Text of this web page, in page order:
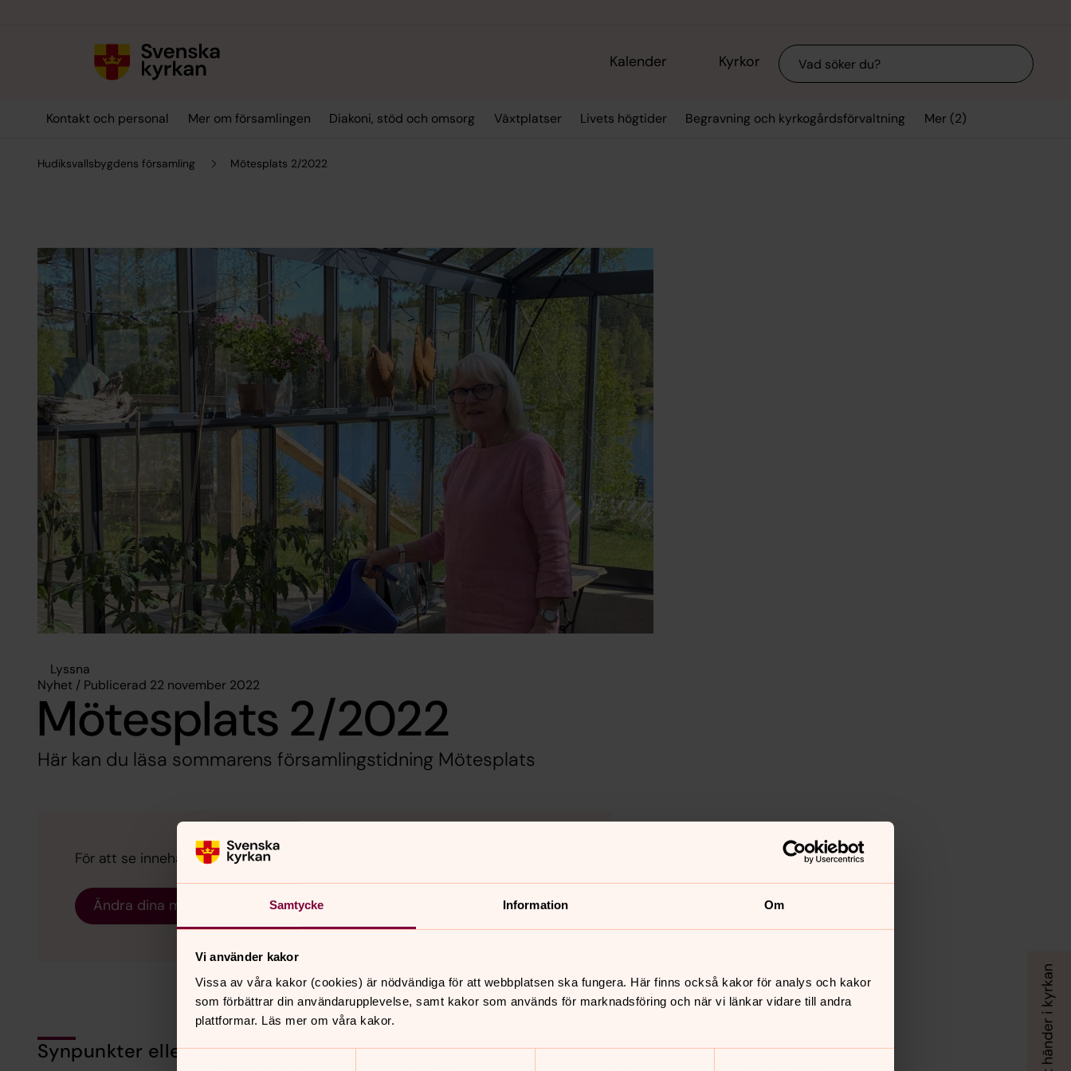
Samtycke Information Om
Vi använder kakor
Vissa av våra kakor (cookies) är nödvändiga för att webbplatsen ska fungera. Här finns också kakor för analys och kakor
som förbättrar din användarupplevelse, samt kakor som används för marknadsföring och när vi länkar vidare till andra
plattformar. Läs mer om våra kakor.
Samtyckesval
Kalender Kyrkor Sök
Kontakt och personal Mer om församlingen Diakoni, stöd och omsorg Växtplatser Livets högtider Begravning och kyrkogårdsförvaltning Mer (2)
Hudiksvallsbygdens församling Mötesplats 2/2022
Lyssna
Nyhet / Publicerad 22 november 2022
Mötesplats 2/2022
Här kan du läsa sommarens församlingstidning Mötesplats
För att se innehållet behöver du acceptera kakor för marknadsföring.
Ändra dina marknadsföring för kakor
Synpunkter eller frågor på sidans innehåll?